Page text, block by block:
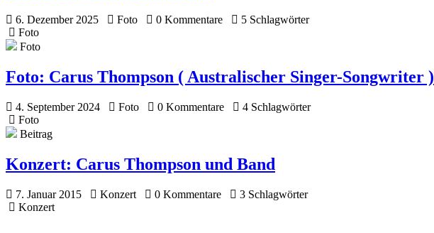
6. Dezember 2025 Foto 0 Kommentare
5 Schlagwörter
Foto
Foto
Foto: Carus Thompson ( Australischer Singer-Songwriter )
4. September 2024 Foto 0 Kommentare
4 Schlagwörter
Foto
Beitrag
Konzert: Carus Thompson und Band
7. Januar 2015 Konzert 0 Kommentare
3 Schlagwörter
Konzert